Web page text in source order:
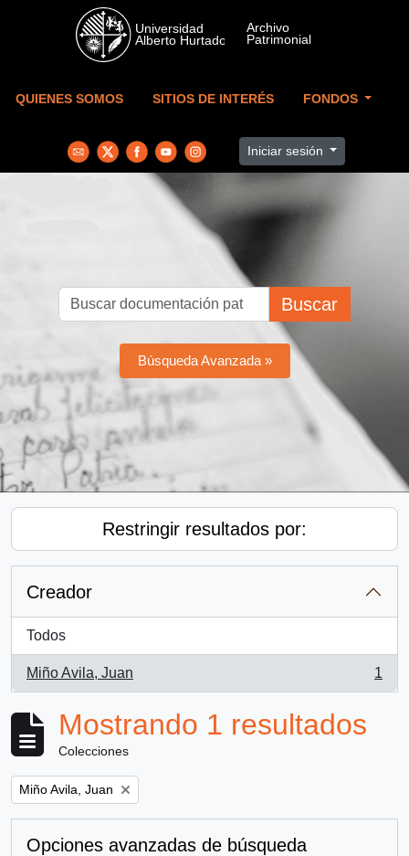
Skip to main content
QUIENES SOMOS SITIOS DE INTERÉS FONDOS
Iniciar sesión
Buscar
Búsqueda Avanzada »
Restringir resultados por:
Creador
Todos
Miño Avila, Juan
, 1 resultados
1
Mostrando 1 resultados
Colecciones
Remove filter:
Miño Avila, Juan
Opciones avanzadas de búsqueda